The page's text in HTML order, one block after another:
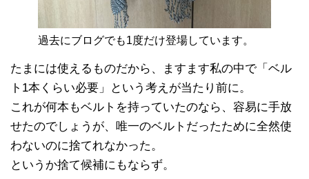
過去にブログでも1度だけ登場しています。
たまには使えるものだから、ますます私の中で「ベル
ト1本くらい必要」という考えが当たり前に。
これが何本もベルトを持っていたのなら、容易に手放
せたのでしょうが、唯一のベルトだったために全然使
わないのに捨てれなかった。
というか捨て候補にもならず。